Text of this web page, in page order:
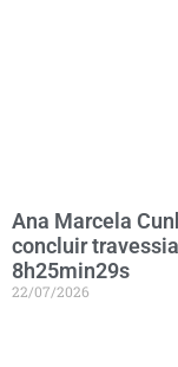
Ana Marcela
concluir
8h25min29s
22/07/2026